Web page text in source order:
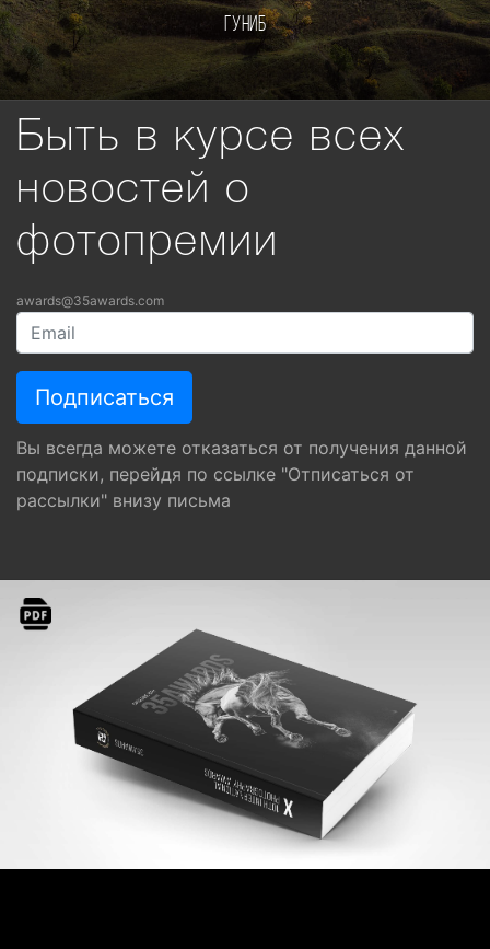
Гуниб
Быть в курсе всех
новостей о
фотопремии
awards@35awards.com
Вы всегда можете отказаться от получения данной
подписки, перейдя по ссылке "Отписаться от
рассылки" внизу письма